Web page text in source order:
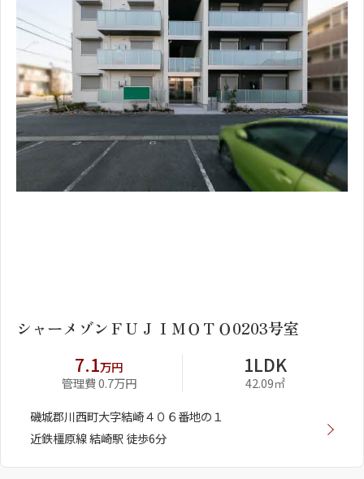
シャーメゾンＦＵＪＩＭＯＴＯ0203号室
7.1万円
管理費 0.7万円
1LDK
42.09㎡
磯城郡川西町大字結崎４０６番地の１
近鉄橿原線 結崎駅 徒歩6分